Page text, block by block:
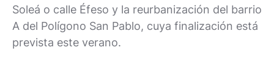
Soleá o calle Éfeso y la reurbanización del barrio
A del Polígono San Pablo, cuya finalización está
prevista este verano.